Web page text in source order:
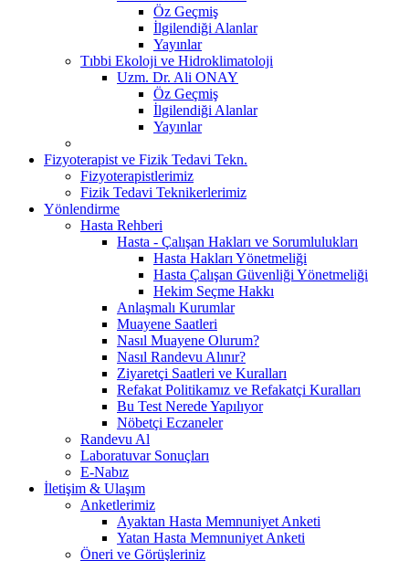
Öz Geçmiş
İlgilendiği Alanlar
Yayınlar
Tıbbi Ekoloji ve Hidroklimatoloji
Uzm. Dr. Ali ONAY
Öz Geçmiş
İlgilendiği Alanlar
Yayınlar
Fizyoterapist ve Fizik Tedavi Tekn.
Fizyoterapistlerimiz
Fizik Tedavi Teknikerlerimiz
Yönlendirme
Hasta Rehberi
Hasta - Çalışan Hakları ve Sorumlulukları
Hasta Hakları Yönetmeliği
Hasta Çalışan Güvenliği Yönetmeliği
Hekim Seçme Hakkı
Anlaşmalı Kurumlar
Muayene Saatleri
Nasıl Muayene Olurum?
Nasıl Randevu Alınır?
Ziyaretçi Saatleri ve Kuralları
Refakat Politikamız ve Refakatçi Kuralları
Bu Test Nerede Yapılıyor
Nöbetçi Eczaneler
Randevu Al
Laboratuvar Sonuçları
E-Nabız
İletişim & Ulaşım
Anketlerimiz
Ayaktan Hasta Memnuniyet Anketi
Yatan Hasta Memnuniyet Anketi
Öneri ve Görüşleriniz